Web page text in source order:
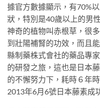
據官方數據顯示，有70%
狀，特別是40歲以上的男
神奇的植物叫赤根草，很
到壯陽補腎的功效，而且
縣制藥株式會社的藥品專
的研發之旅，這也是日本
的不懈努力下，耗時６年
2013年6月6號日本藤素成